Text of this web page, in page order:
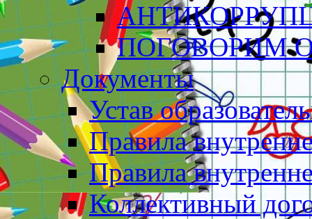
ПОГОВОРИМ
Документы
Устав
Правила
Правила
Коллективный